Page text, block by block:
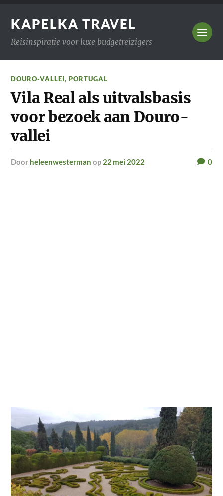
KAPELKA TRAVEL
Reisinspiratie voor luxe budgetreizigers
DOURO-VALLEI,PORTUGAL
Vila Real als uitvalsbasis
voor bezoek aan Douro-
vallei
door heleenwesterman op 22 mei 2022 0